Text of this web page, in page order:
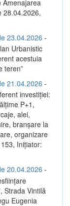
Amenajarea
28.04.2026,
23.04.2026 -
Urbanistic
acestuia
teren”
21.04.2026 -
investiției:
P+1,
alei,
branșare la
organizare
Inițiator:
20.04.2026 -
Strada Vintilă
Eugenia